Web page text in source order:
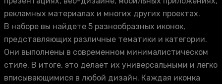
рекламных материалах и многих других проектах.
В наборе вы найдете 5 разнообразных иконок,
представляющих различные тематики и категории.
Они выполнены в современном минималистическом
стиле. В итоге, это делает их универсальными и легко
вписывающимися в любой дизайн. Каждая иконка